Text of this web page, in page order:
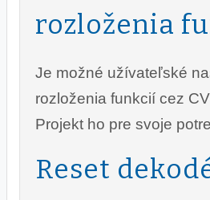
rozloženia
Je možné užívateľské
rozloženia funkcií cez
Projekt ho pre svoje
Reset